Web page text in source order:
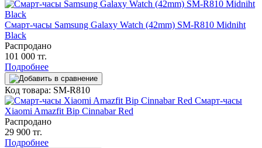
Смарт-часы Samsung Galaxy Watch (42mm) SM-R810 Midniht
Black
Распродано
101 000 тг.
Подробнее
Код товара: SM-R810
Смарт-часы
Xiaomi Amazfit Bip Cinnabar Red
Распродано
29 900 тг.
Подробнее